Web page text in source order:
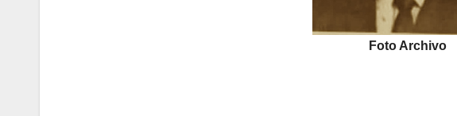
Foto Archivo